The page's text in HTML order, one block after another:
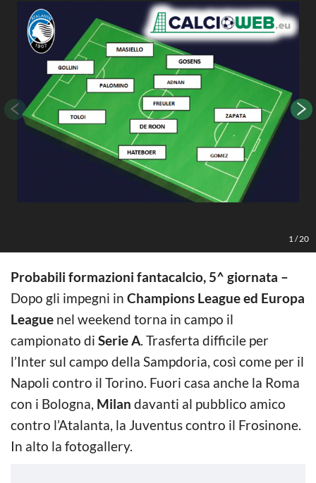
1 /20
Probabili formazioni fantacalcio, 5^ giornata –
Dopo gli impegni in Champions League ed Europa
League nel weekend torna in campo il
campionato di Serie A. Trasferta difficile per
l’Inter sul campo della Sampdoria, così come per il
Napoli contro il Torino. Fuori casa anche la Roma
con i Bologna, Milan davanti al pubblico amico
contro l’Atalanta, la Juventus contro il Frosinone.
In alto la fotogallery.